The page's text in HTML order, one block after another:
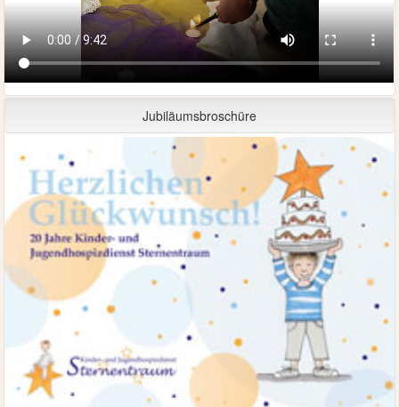
Jubiläumsbroschüre